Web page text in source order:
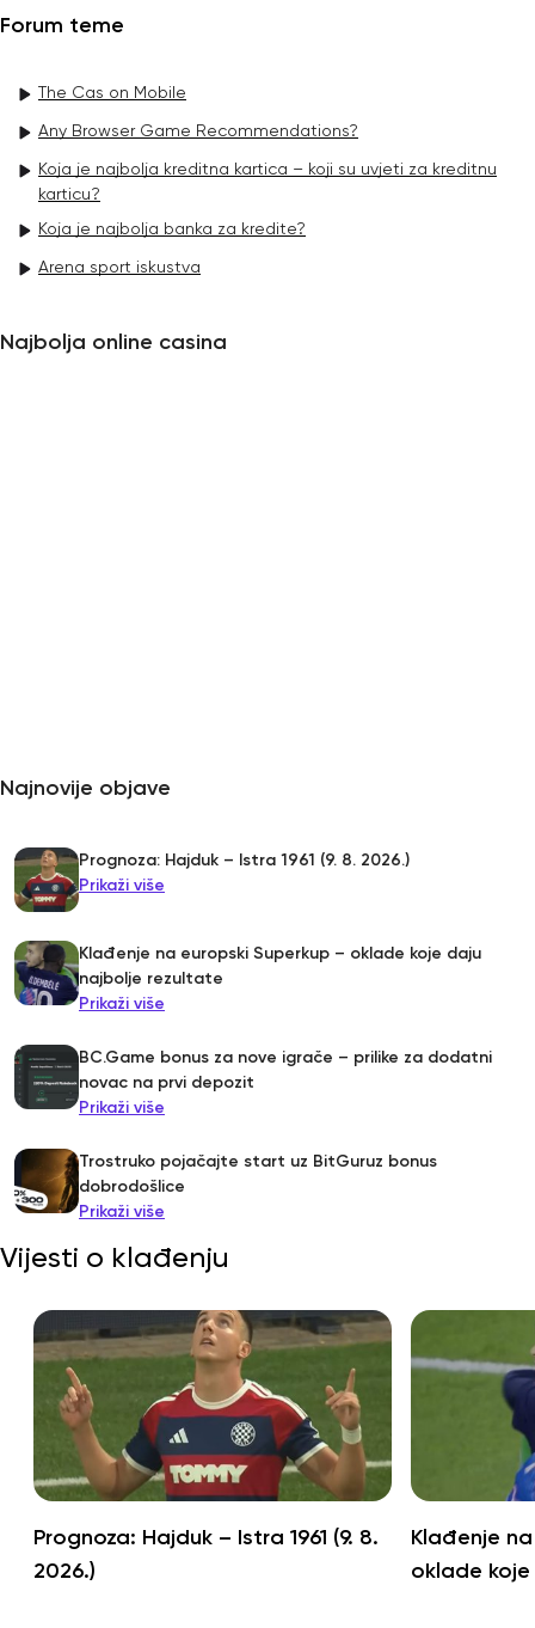
Forum teme
The Cas on Mobile
Any Browser Game Recommendations?
Koja je najbolja kreditna kartica – koji su uvjeti za kreditnu
karticu?
Koja je najbolja banka za kredite?
Arena sport iskustva
Najbolja online casina
Najnovije objave
Prognoza: Hajduk – Istra 1961 (9. 8. 2026.)
Prikaži više
Klađenje na europski Superkup – oklade koje daju
najbolje rezultate
Prikaži više
BC.Game bonus za nove igrače – prilike za dodatni
novac na prvi depozit
Prikaži više
Trostruko pojačajte start uz BitGuruz bonus
dobrodošlice
Prikaži više
Vijesti o klađenju
Prognoza: Hajduk – Istra 1961 (9. 8.
2026.)
Klađenje
oklade